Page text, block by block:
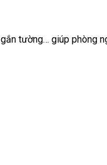
tường… giúp phòng